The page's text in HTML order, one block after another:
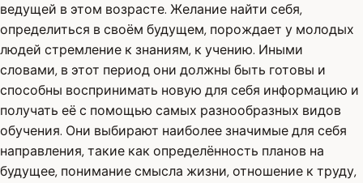
ведущей в этом возрасте. Желание найти себя,
определиться в своём будущем, порождает у молодых
людей стремление к знаниям, к учению. Иными
словами, в этот период они должны быть готовы и
способны воспринимать новую для себя информацию и
получать её с помощью самых разнообразных видов
обучения. Они выбирают наиболее значимые для себя
направления, такие как определённость планов на
будущее, понимание смысла жизни, отношение к труду,